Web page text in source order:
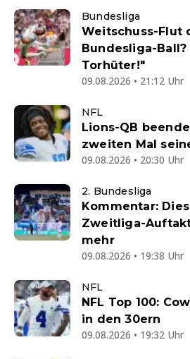
Bundesliga
Weitschuss-Flut
Bundesliga-Ball?
Torhüter!"
09.08.2026 • 21:12 Uhr
NFL
Lions-QB
zweiten Mal
09.08.2026 • 20:30 Uhr
2. Bundesliga
Kommentar:
Zweitliga-
mehr
09.08.2026 • 19:38 Uhr
NFL
NFL Top 100:
in den 30ern
09.08.2026 • 19:32 Uhr